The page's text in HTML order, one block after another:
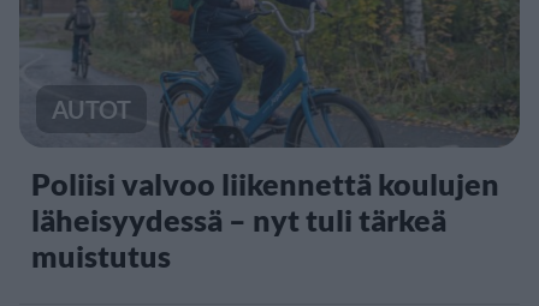
AUTOT
Poliisi valvoo liikennettä koulujen
läheisyydessä – nyt tuli tärkeä
muistutus